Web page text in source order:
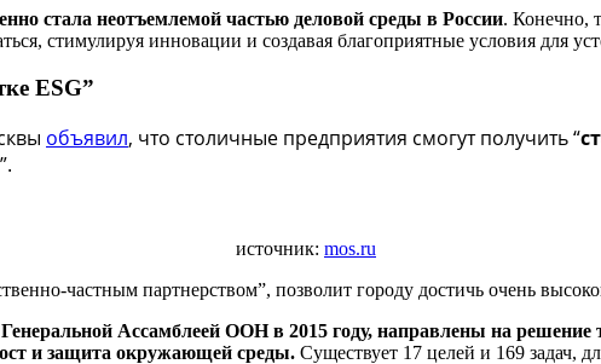
стала неотъемлемой частью деловой среды в России. Конечно,
стимулируя инновации и создавая благоприятные условия для
ESG”
объявил, что столичные предприятия смогут получить “
”.
источник: mos.ru
частным партнерством”, позволит городу достичь очень
Ассамблеей ООН в 2015 году, направлены на решение
и защита окружающей среды. Существует 17 целей и 169 задач,